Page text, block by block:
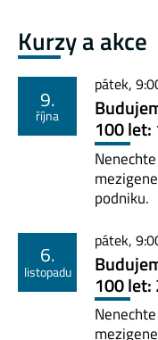
Kurzy a akce
9.
října
pátek,
100 let:
podniku.
6.
listopadu
pátek,
100 let: